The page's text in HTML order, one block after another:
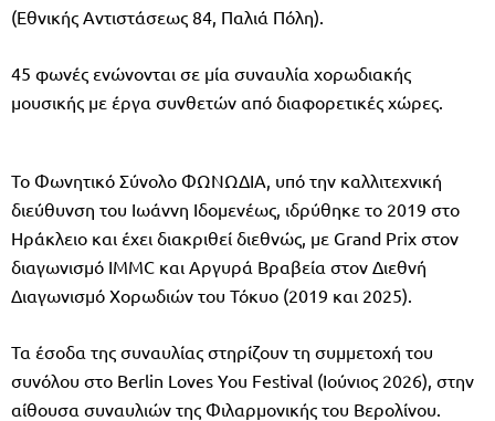
(Εθνικής Αντιστάσεως 84, Παλιά Πόλη).
45 φωνές ενώνονται σε μία συναυλία χορωδιακής
μουσικής με έργα συνθετών από διαφορετικές χώρες.
Το Φωνητικό Σύνολο ΦΩΝΩΔΙΑ, υπό την καλλιτεχνική
διεύθυνση του Ιωάννη Ιδομενέως, ιδρύθηκε το 2019 στο
Ηράκλειο και έχει διακριθεί διεθνώς, με Grand Prix στον
διαγωνισμό IMMC και Αργυρά Βραβεία στον Διεθνή
Διαγωνισμό Χορωδιών του Τόκυο (2019 και 2025).
Τα έσοδα της συναυλίας στηρίζουν τη συμμετοχή του
συνόλου στο Berlin Loves You Festival (Ιούνιος 2026), στην
αίθουσα συναυλιών της Φιλαρμονικής του Βερολίνου.